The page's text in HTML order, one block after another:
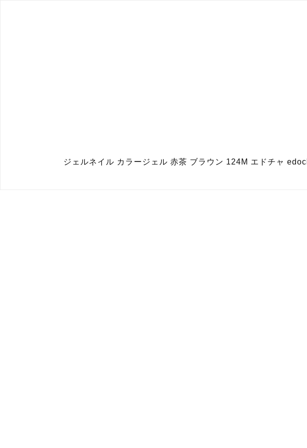
ジェルネイル カラージェル 赤茶 ブラウン 124M エドチャ